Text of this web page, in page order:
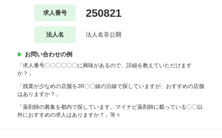
求人番号 250821
法人名 法人名非公開
お問い合わせの例
「求人番号〇〇〇〇〇〇に興味があるので、詳細を教えていただけます
か？」
「残業が少なめの店舗をJR〇〇線の沿線で探していますが、おすすめの店舗
はありますか？」
「薬剤師の募集を都内で探しています。マイナビ薬剤師に載っている〇〇以
外におすすめの求人はありますか？」等々